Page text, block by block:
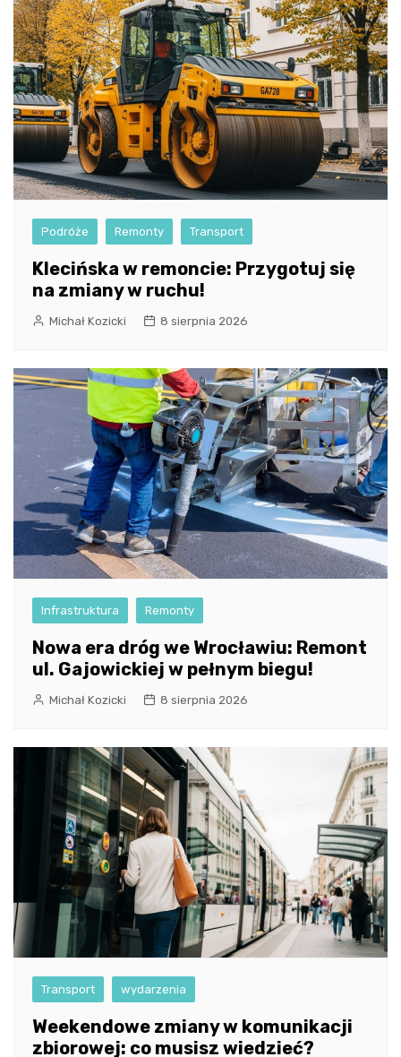
Podróże Remonty Transport
Klecińska w remoncie: Przygotuj się
na zmiany w ruchu!
Michał Kozicki 8 sierpnia 2026
Infrastruktura Remonty
Nowa era dróg we Wrocławiu: Remont
ul. Gajowickiej w pełnym biegu!
Michał Kozicki 8 sierpnia 2026
Transport wydarzenia
Weekendowe zmiany w komunikacji
zbiorowej: co musisz wiedzieć?